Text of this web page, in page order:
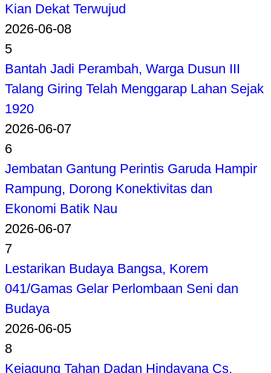
Kian Dekat Terwujud
2026-06-08
5
Bantah Jadi Perambah, Warga Dusun III
Talang Giring Telah Menggarap Lahan Sejak
1920
2026-06-07
6
Jembatan Gantung Perintis Garuda Hampir
Rampung, Dorong Konektivitas dan
Ekonomi Batik Nau
2026-06-07
7
Lestarikan Budaya Bangsa, Korem
041/Gamas Gelar Perlombaan Seni dan
Budaya
2026-06-05
8
Kejagung Tahan Dadan Hindayana Cs,